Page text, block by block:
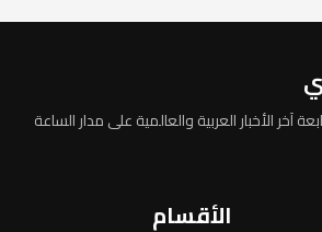
آخر الأخبار العربية والعالمية على مدار الساعة
الأقسام